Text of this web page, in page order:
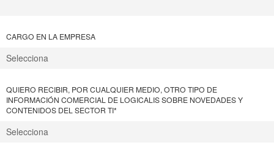
CARGO EN LA EMPRESA
QUIERO RECIBIR, POR CUALQUIER MEDIO, OTRO TIPO DE
INFORMACIÓN COMERCIAL DE LOGICALIS SOBRE NOVEDADES Y
CONTENIDOS DEL SECTOR TI*